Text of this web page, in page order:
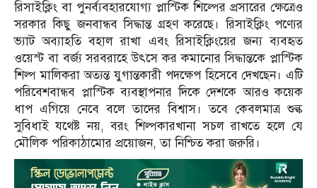
রিসাইক্লিং বা পুনর্ব্যবহারযোগ্য প্লাস্টিক শিল্পের প্রসারের ক্ষেত্রেও
সরকার কিছু জনবান্ধব সিদ্ধান্ত গ্রহণ করেছে। রিসাইক্লিং পণ্যের
ভ্যাট অব্যাহতি বহাল রাখা এবং রিসাইক্লিংয়ের জন্য ব্যবহৃত
ওয়েস্ট বা বর্জ্য সরবরাহে উৎসে কর কমানোর সিদ্ধান্তকে প্লাস্টিক
শিল্প মালিকরা অত্যন্ত যুগান্তকারী পদক্ষেপ হিসেবে দেখছেন। এটি
পরিবেশবান্ধব প্লাস্টিক ব্যবস্থাপনার দিকে দেশকে আরও কয়েক
ধাপ এগিয়ে নেবে বলে তাদের বিশ্বাস। তবে কেবলমাত্র শুল্ক
সুবিধাই যথেষ্ট নয়, বরং শিল্পকারখানা সচল রাখতে হলে যে
মৌলিক পরিকাঠামোর প্রয়োজন, তা নিশ্চিত করা জরুরি।